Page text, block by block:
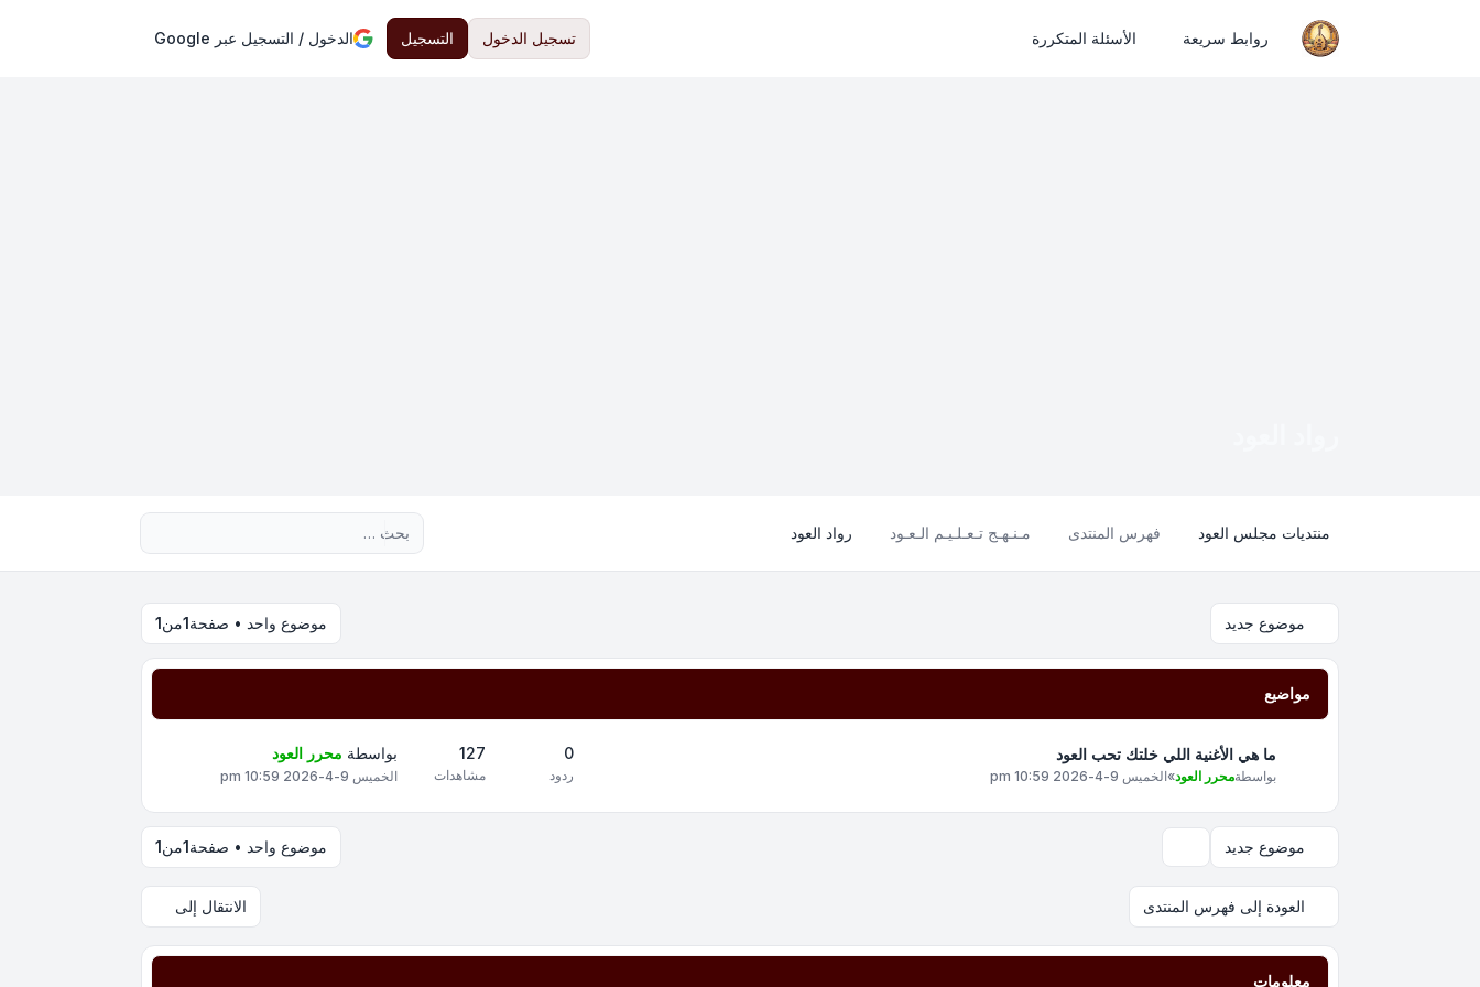
روابط سريعة الأسئلة المتكررة تسجيل الدخول التسجيل الدخول / التسجيل عبر Google
منتديات مجلس العود فهرس المنتدى مـنـهـج تـعـلـيـم الـعـود رواد العود
موضوع جديد موضوع واحد • صفحة1من1
مواضيع
ما هي الأغنية اللي خلتك تحب العود
بواسطةمحرر العود»الخميس 9-4-2026 10:59 pm
0
ردود
127
مشاهدات
بواسطة محرر العود
الخميس 9-4-2026 10:59 pm
موضوع جديد موضوع واحد • صفحة1من1
العودة إلى فهرس المنتدى الانتقال إلى
معلومات